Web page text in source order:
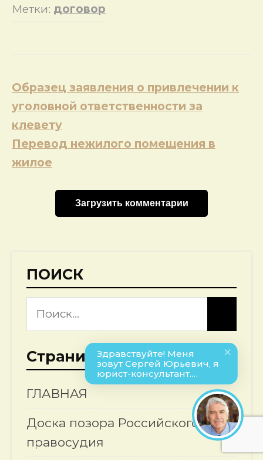
Метки: договор
Навигация
по
записям
Образец заявления о привлечении к
уголовной ответственности за
клевету
Перевод нежилого помещения в
жилое
Загрузить комментарии
ПОИСК
Страницы
ГЛАВНАЯ
Доска позора Российского
правосудия